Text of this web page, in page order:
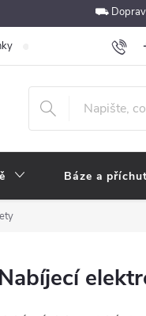
⛟
Podmínky ochrany
Báze a
Nabíjecí